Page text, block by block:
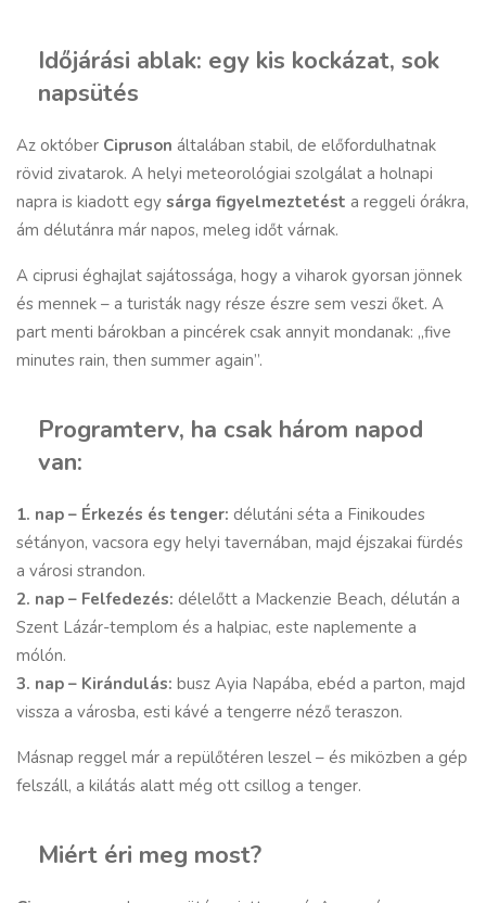
Időjárási ablak: egy kis kockázat, sok
napsütés
Az október Cipruson általában stabil, de előfordulhatnak
rövid zivatarok. A helyi meteorológiai szolgálat a holnapi
napra is kiadott egy sárga figyelmeztetést a reggeli órákra,
ám délutánra már napos, meleg időt várnak.
A ciprusi éghajlat sajátossága, hogy a viharok gyorsan jönnek
és mennek – a turisták nagy része észre sem veszi őket. A
part menti bárokban a pincérek csak annyit mondanak: „five
minutes rain, then summer again”.
Programterv, ha csak három napod
van:
1. nap – Érkezés és tenger: délutáni séta a Finikoudes
sétányon, vacsora egy helyi tavernában, majd éjszakai fürdés
a városi strandon.
2. nap – Felfedezés: délelőtt a Mackenzie Beach, délután a
Szent Lázár-templom és a halpiac, este naplemente a
mólón.
3. nap – Kirándulás: busz Ayia Napába, ebéd a parton, majd
vissza a városba, esti kávé a tengerre néző teraszon.
Másnap reggel már a repülőtéren leszel – és miközben a gép
felszáll, a kilátás alatt még ott csillog a tenger.
Miért éri meg most?